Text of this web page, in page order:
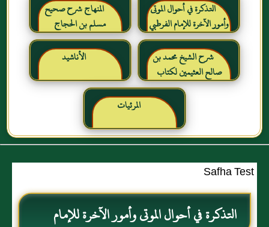
التذكرة في أحوال الموتى
وأمور الآخرة للإمام الفرطبي
رحمه الله
المنهاج شرح صحيح
مسلم بن الحجاج
شرح الشيخ محمد بن
صالح العثيمين لكتاب
رياض الصالحين للإمام
النووي رحمهم الله تعالى
الأناشيد
المرئيات
Safha Test
التذكرة في أحوال الموتى وأمور الآخرة للإمام